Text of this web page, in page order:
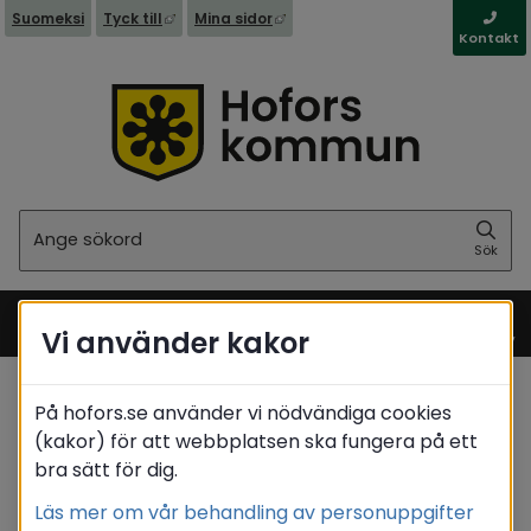
Suomeksi Tyck till Länk till annan webbplats, öppnas i nytt
Mina sidor Länk till annan webbplats,
Kontakt
Sök
Meny
Startsida / Stöd & omsorg
/
Personligt ombud - stöd för dig som har
psykisk funktionsnedsättning
Vi använder kakor
På hofors.se använder vi nödvändiga cookies
(kakor) för att webbplatsen ska fungera på ett
bra sätt för dig.
Läs mer om vår behandling av personuppgifter